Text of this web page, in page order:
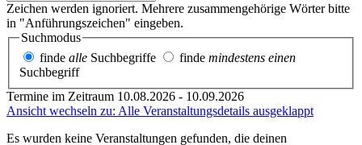
Zeichen werden ignoriert. Mehrere zusammengehörige Wörter bitte
in "Anführungszeichen" eingeben.
Suchmodus
finde alle Suchbegriffe finde mindestens einen
Suchbegriff
Termine im Zeitraum 10.08.2026 - 10.09.2026
Ansicht wechseln zu: Alle Veranstaltungsdetails ausgeklappt
Es wurden keine Veranstaltungen gefunden, die deinen